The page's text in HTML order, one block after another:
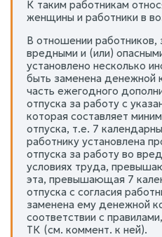
К таким работникам
женщины и работники в
В отношении работников,
вредными и (или)
установлено несколько
быть заменена денежной
часть ежегодного
отпуска за работу с
которая составляет
отпуска, т.е. 7
работнику установлена
отпуска за работу во
условиях труда,
эта, превышающая 7
отпуска с согласия
заменена ему денежной
соответствии с
ТК (см. коммент. к ней).